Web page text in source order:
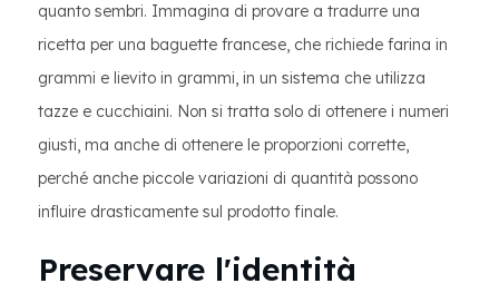
quanto sembri. Immagina di provare a tradurre una
ricetta per una baguette francese, che richiede farina in
grammi e lievito in grammi, in un sistema che utilizza
tazze e cucchiaini. Non si tratta solo di ottenere i numeri
giusti, ma anche di ottenere le proporzioni corrette,
perché anche piccole variazioni di quantità possono
influire drasticamente sul prodotto finale.
Preservare l'identità